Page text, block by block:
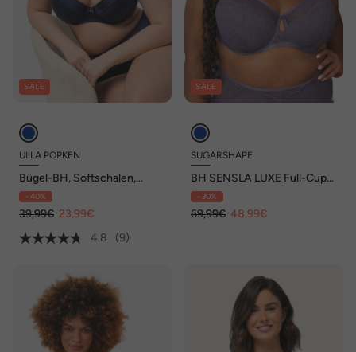
SALE
ULLA POPKEN
Bügel-BH, Softschalen,
Satin, Spitze, Cup B - F
- 40%
39,99€ 23,99€
4.8
(9)
SALE
SUGARSHAPE
BH SENSLA LUXE Full-Cup-
BHs Bügel-BHs,Spitzen-BHs
- 30%
69,99€ 48,99€